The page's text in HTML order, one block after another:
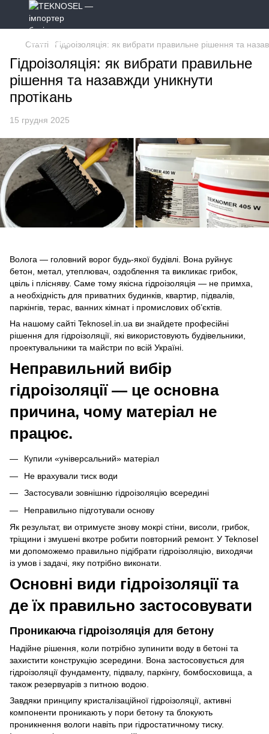
Статті Гідроізоляція: як вибрати правильне рішення та
Гідроізоляція: як вибрати правильне
рішення та назавжди уникнути
протікань
15 грудня 2025
Волога — головний ворог будь-якої будівлі. Вона руйнує
бетон, метал, утеплювач, оздоблення та викликає грибок,
цвіль і плісняву. Саме тому якісна гідроізоляція — не примха,
а необхідність для приватних будинків, квартир, підвалів,
паркінгів, терас, ванних кімнат і промислових об’єктів.
На нашому сайті Teknosel.in.ua ви знайдете професійні
рішення для гідроізоляції, які використовують будівельники,
проектувальники та майстри по всій Україні.
Неправильний вибір
гідроізоляції — це основна
причина, чому матеріал не
працює.
Купили «універсальний» матеріал
Не врахували тиск води
Застосували зовнішню гідроізоляцію всередині
Неправильно підготували основу
Як результат, ви отримуєте знову мокрі стіни, висоли, грибок,
тріщини і змушені вкотре робити повторний ремонт. У Teknosel
ми допоможемо правильно підібрати гідроізоляцію, виходячи
із умов і задачі, яку потрібно виконати.
Основні види гідроізоляції та
де їх правильно застосовувати
Проникаюча гідроізоляція для бетону
Надійне рішення, коли потрібно зупинити воду в бетоні та
захистити конструкцію зсередини. Вона застосовується для
гідроізоляції фундаменту, підвалу, паркінгу, бомбосховища, а
також резервуарів з питною водою.
Завдяки принципу кристалізаційної гідроізоляції, активні
компоненти проникають у пори бетону та блокують
проникнення вологи навіть при гідростатичному тиску.